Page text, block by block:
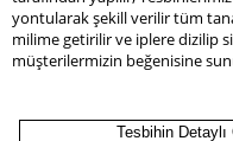
yontularak şekill verilir tüm
milime getirilir ve iplere dizilip
müşterilermizin beğenisine
Tesbihin Detaylı